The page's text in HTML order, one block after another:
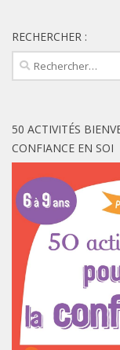
RECHERCHER :
Rechercher :
50 ACTIVITÉS
CONFIANCE EN SOI